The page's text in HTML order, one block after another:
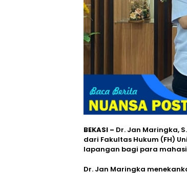
BEKASI – Dr. Jan Maringka,
dari Fakultas Hukum (FH)
lapangan bagi para
Dr. Jan Maringka